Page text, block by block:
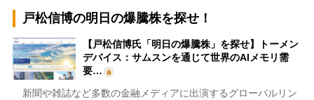
戸松信博の明日の爆騰株を探せ！
【戸松信博氏「明日の爆騰株」を探せ】トーメン
デバイス：サムスンを通じて世界のAIメモリ需
要…
新聞や雑誌など多数の金融メディアに出演するグローバルリン